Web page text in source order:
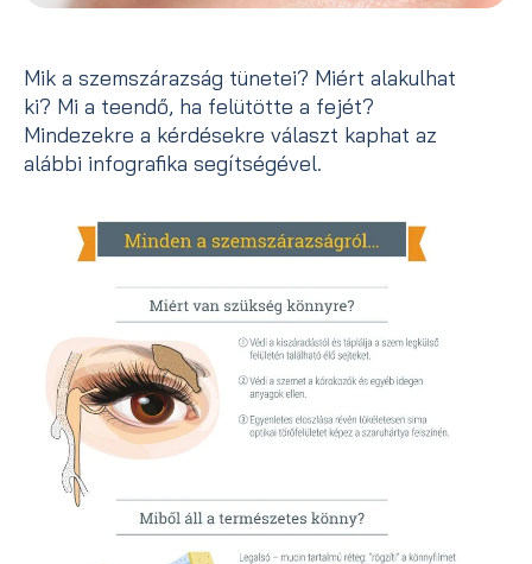
Mik a szemszárazság tünetei? Miért alakulhat
ki? Mi a teendő, ha felütötte a fejét?
Mindezekre a kérdésekre választ kaphat az
alábbi infografika segítségével.